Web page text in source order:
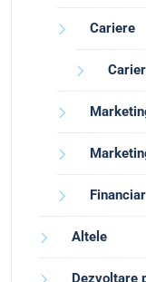
Cariere
Financiar
Altele
Dezvoltare